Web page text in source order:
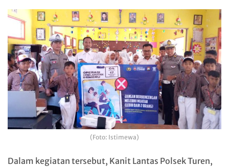
(Foto: Istimewa)
Dalam kegiatan tersebut, Kanit Lantas Polsek Turen,